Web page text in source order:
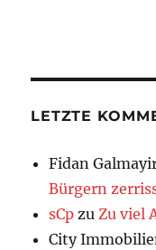
LETZTE
Fidan
Bürgern
sCp zuZu viel
City